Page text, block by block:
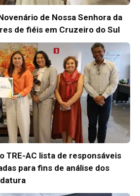
de Nossa Senhora da
de fiéis em Cruzeiro do Sul
TRE-AC lista de responsáveis
para fins de análise dos